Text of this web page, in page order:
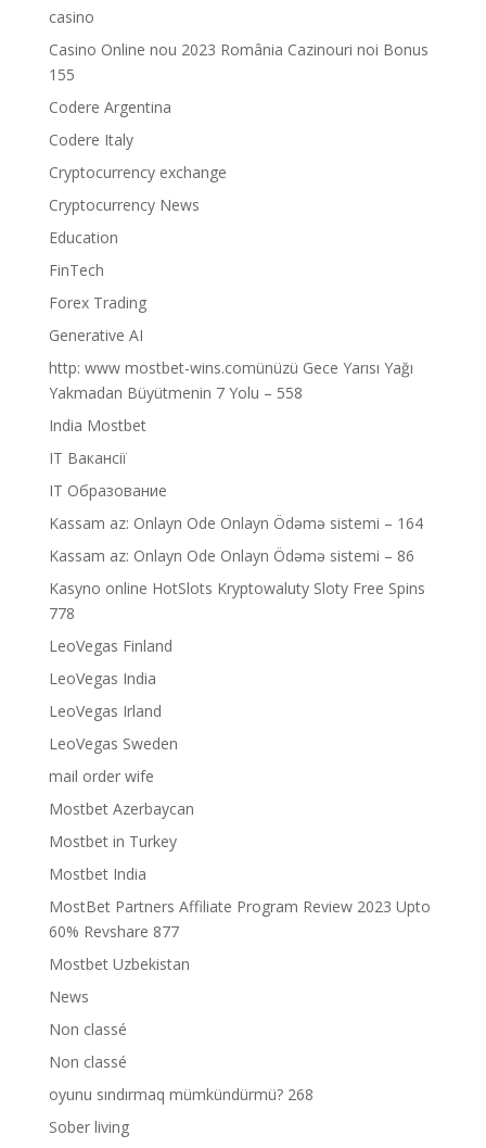
casino
Casino Online nou 2023 România Cazinouri noi Bonus
155
Codere Argentina
Codere Italy
Cryptocurrency exchange
Cryptocurrency News
Education
FinTech
Forex Trading
Generative AI
http: www mostbet-wins.comünüzü Gece Yarısı Yağı
Yakmadan Büyütmenin 7 Yolu – 558
India Mostbet
IT Вакансії
IT Образование
Kassam az: Onlayn Ode Onlayn Ödəmə sistemi – 164
Kassam az: Onlayn Ode Onlayn Ödəmə sistemi – 86
Kasyno online HotSlots Kryptowaluty Sloty Free Spins
778
LeoVegas Finland
LeoVegas India
LeoVegas Irland
LeoVegas Sweden
mail order wife
Mostbet Azerbaycan
Mostbet in Turkey
Mostbet India
MostBet Partners Affiliate Program Review 2023 Upto
60% Revshare 877
Mostbet Uzbekistan
News
Non classé
Non classé
oyunu sındırmaq mümkündürmü? 268
Sober living